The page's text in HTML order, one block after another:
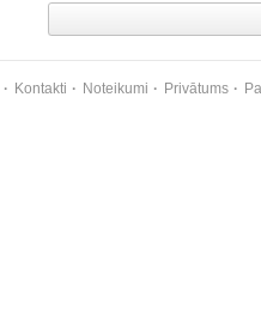
Kontakti Noteikumi Privātums